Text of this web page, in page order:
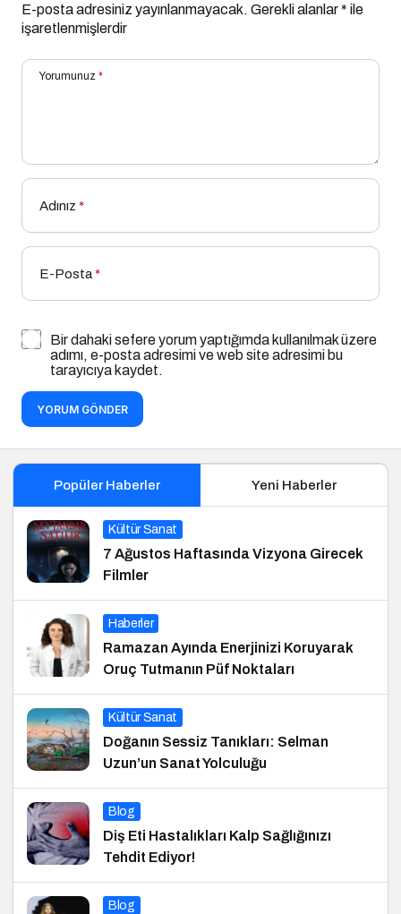
E-posta adresiniz yayınlanmayacak. Gerekli alanlar* ile
işaretlenmişlerdir
Yorumunuz *
Adınız *
E-Posta*
Bir dahaki sefere yorum yaptığımda kullanılmak üzere
adımı, e-posta adresimi ve web site adresimi bu
tarayıcıya kaydet.
YORUM GÖNDER
Popüler Haberler Yeni Haberler
Kültür Sanat
7 Ağustos Haftasında Vizyona Girecek
Filmler
Haberler
Ramazan Ayında Enerjinizi Koruyarak
Oruç Tutmanın Püf Noktaları
Kültür Sanat
Doğanın Sessiz Tanıkları: Selman
Uzun’un Sanat Yolculuğu
Blog
Diş Eti Hastalıkları Kalp Sağlığınızı
Tehdit Ediyor!
Blog